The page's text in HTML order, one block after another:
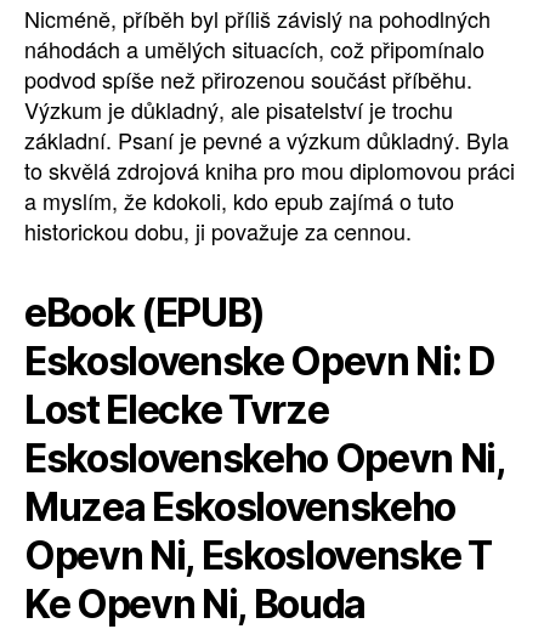
Nicméně, příběh byl příliš závislý na pohodlných
náhodách a umělých situacích, což připomínalo
podvod spíše než přirozenou součást příběhu.
Výzkum je důkladný, ale pisatelství je trochu
základní. Psaní je pevné a výzkum důkladný. Byla
to skvělá zdrojová kniha pro mou diplomovou práci
a myslím, že kdokoli, kdo epub zajímá o tuto
historickou dobu, ji považuje za cennou.
eBook (EPUB)
Eskoslovenske Opevn Ni: D
Lost Elecke Tvrze
Eskoslovenskeho Opevn Ni,
Muzea Eskoslovenskeho
Opevn Ni, Eskoslovenske T
Ke Opevn Ni, Bouda